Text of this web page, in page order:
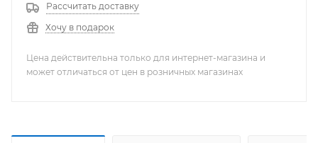
Рассчитать доставку
Хочу в подарок
Цена действительна только для интернет-магазина и
может отличаться от цен в розничных магазинах